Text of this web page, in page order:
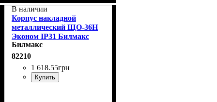
В наличии
Корпус накладной
металлический ЩО-36Н
Эконом IP31 Билмакс
Билмакс
82210
1 618.55грн
Купить